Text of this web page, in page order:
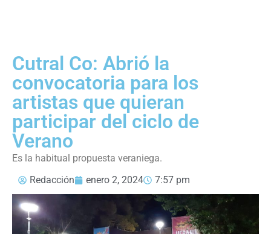
Cutral Co: Abrió la
convocatoria para los
artistas que quieran
participar del ciclo de
Verano
Es la habitual propuesta veraniega.
Redacción
enero 2, 2024 7:57 pm